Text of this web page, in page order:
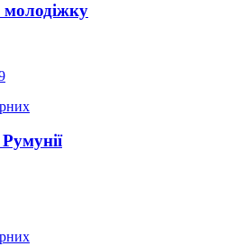
молодіжку